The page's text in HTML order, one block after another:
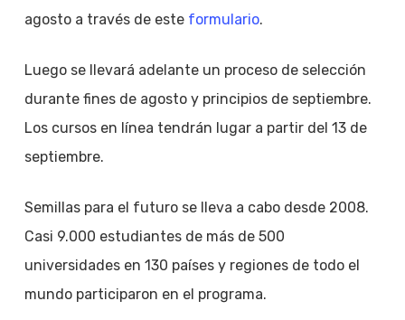
agosto a través de este formulario.
Luego se llevará adelante un proceso de selección
durante fines de agosto y principios de septiembre.
Los cursos en línea tendrán lugar a partir del 13 de
septiembre.
Semillas para el futuro se lleva a cabo desde 2008.
Casi 9.000 estudiantes de más de 500
universidades en 130 países y regiones de todo el
mundo participaron en el programa.